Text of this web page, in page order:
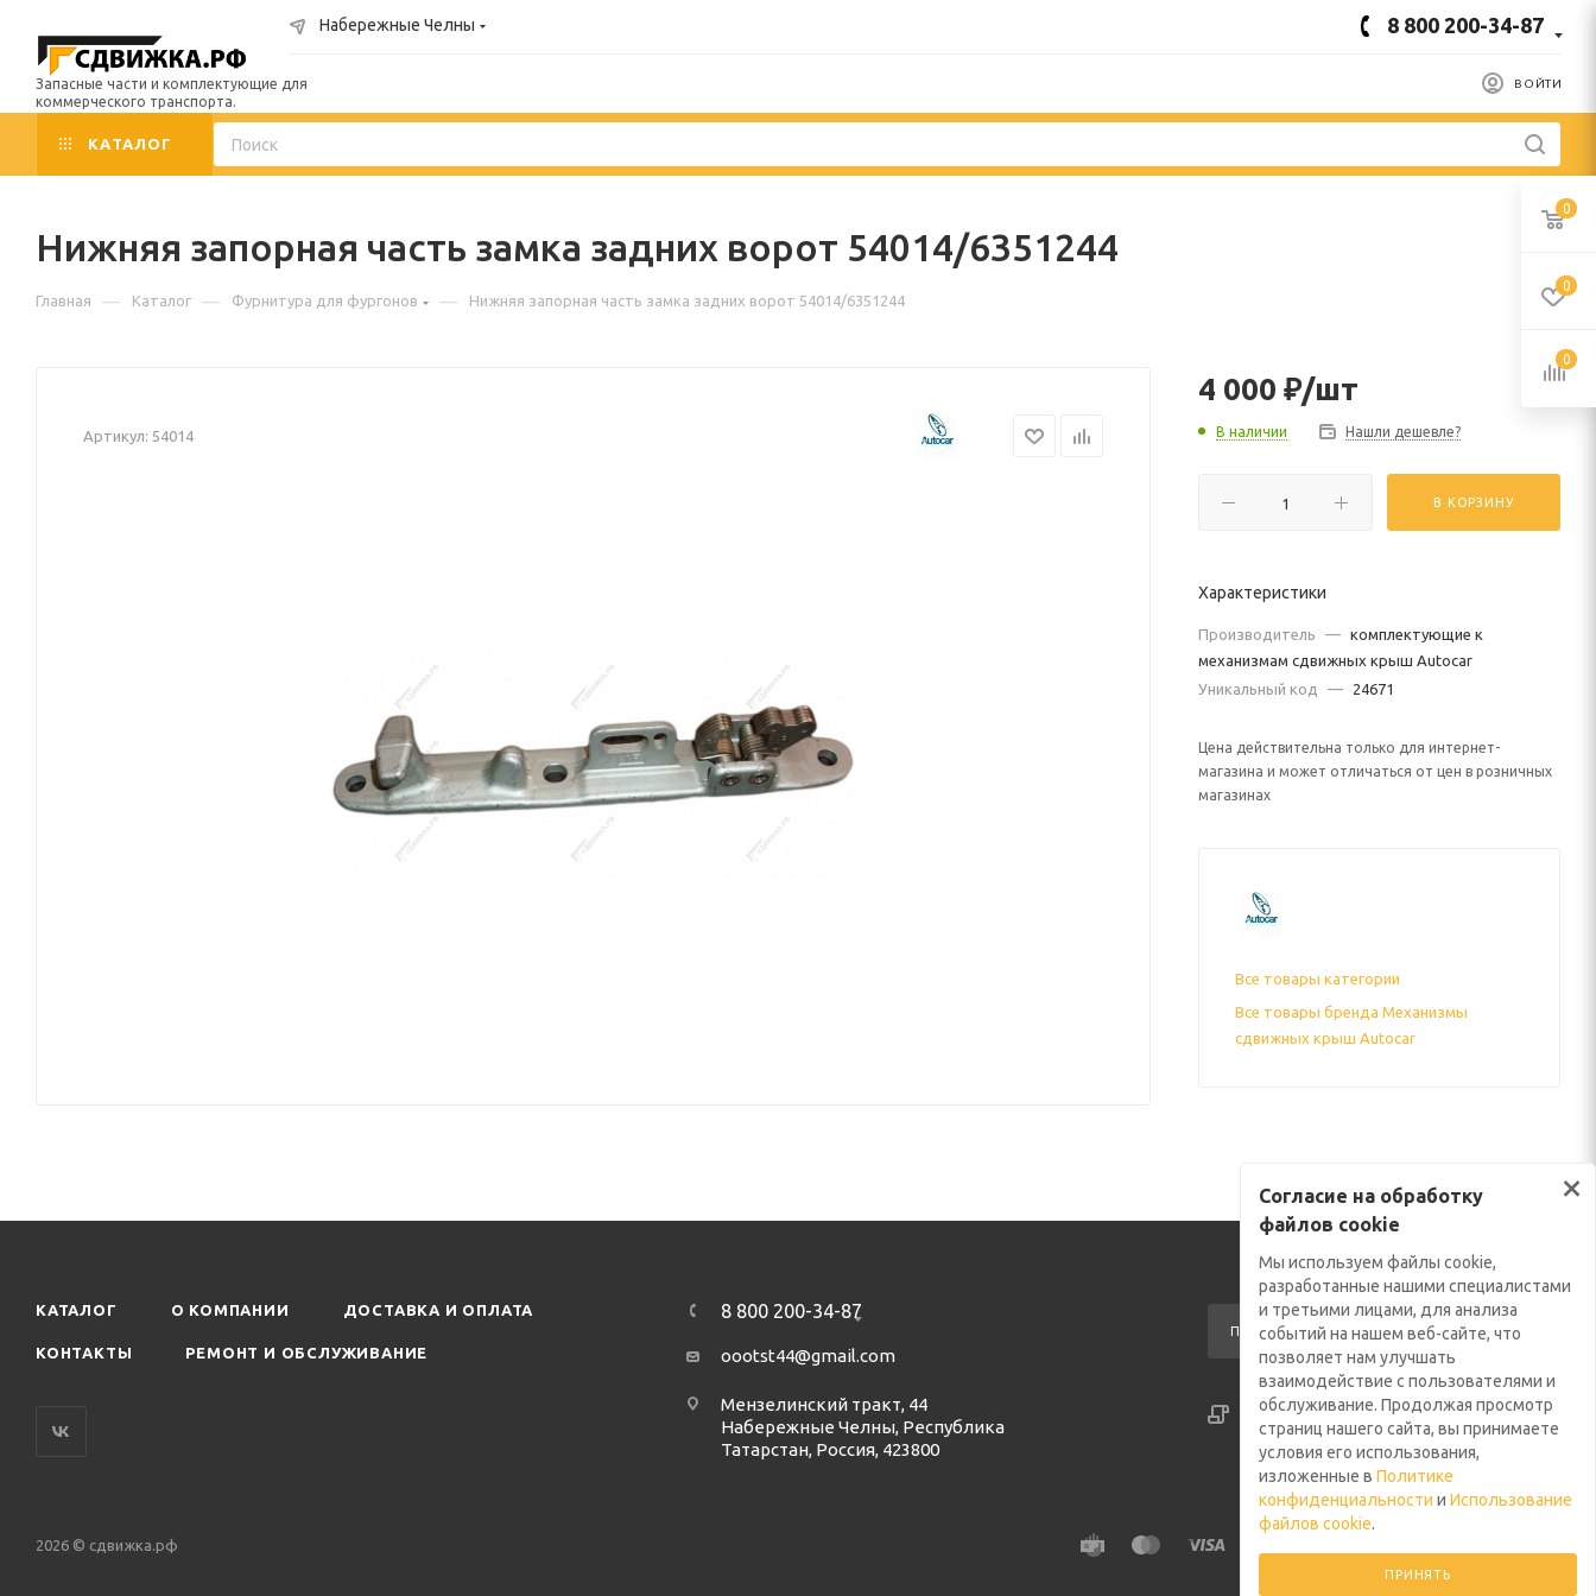
Запасные части и комплектующие для
коммерческого транспорта.
Набережные Челны 8 800 200-34-87
ВОЙТИ
КАТАЛОГ
Нижняя запорная часть замка задних ворот 54014/6351244
Главная — Каталог — Фурнитура для фургонов — Нижняя запорная часть замка задних ворот 54014/6351244
Артикул: 54014
4 000 ₽/шт
В наличии Нашли дешевле?
В КОРЗИНУ
Характеристики
Производитель — комплектующие к
механизмам сдвижных крыш Autocar
Уникальный код
— 24671
Цена действительна только для интернет-
магазина и может отличаться от цен в розничных
магазинах
Все товары категории
Все товары бренда Механизмы
сдвижных крыш Autocar
КАТАЛОГ О КОМПАНИИ ДОСТАВКА И ОПЛАТА
КОНТАКТЫ РЕМОНТ И ОБСЛУЖИВАНИЕ
8 800 200-34-87
oootst44@gmail.com
Мензелинский тракт, 44
Набережные Челны, Республика
Татарстан, Россия, 423800
ПОДПИСАТЬСЯ НА РАССЫЛКУ
СОГЛАСИЕ НА ОБРАБОТКУ ФАЙЛОВ COOKIE
2026 © сдвижка.рф
×
Согласие на обработку
файлов cookie
Мы используем файлы cookie,
разработанные нашими специалистами
и третьими лицами, для анализа
событий на нашем веб-сайте, что
позволяет нам улучшать
взаимодействие с пользователями и
обслуживание. Продолжая просмотр
страниц нашего сайта, вы принимаете
условия его использования,
изложенные в Политике
конфиденциальности и Использование
файлов cookie.
ПРИНЯТЬ
0
0
0